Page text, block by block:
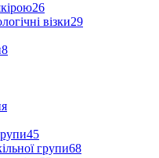
26
візки29
8
45
групи68